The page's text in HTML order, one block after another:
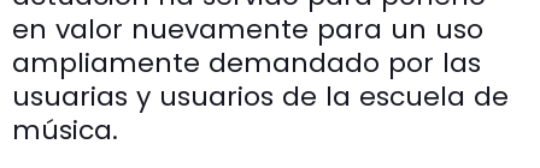
en valor nuevamente para un uso
ampliamente demandado por las
usuarias y usuarios de la escuela de
música.